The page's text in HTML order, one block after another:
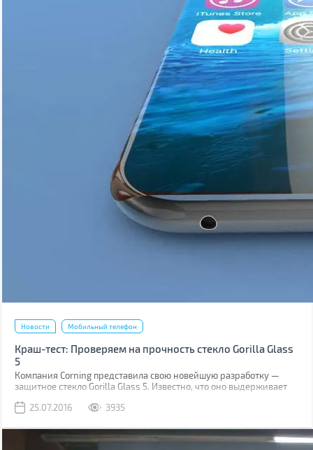
Новости Мобильный телефон
Краш-тест: Проверяем на прочность стекло Gorilla Glass
5
Компания Corning представила свою новейшую разработку —
защитное стекло Gorilla Glass 5. Известно, что оно выдерживает
Как правило, большинство из них происходит при фотосессиях
25.07.2016 3935